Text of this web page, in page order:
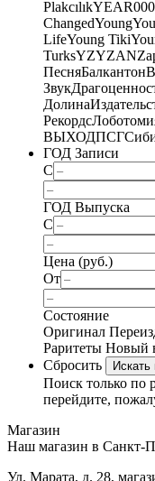
Plakcılık
ChangedYoung
LifeYoung Tiki
TurksYZYZAN
ПесняБалкантон
Звук
Долина
Рекордс
ВЫХОДПСГ
ГОД Записи
С
ГОД Выпуска
С
Цена (руб.)
От
Состояние
Оригинал
Раритеты Новый
Сбросить
Искать
Поиск только по
перейдите,
Магазин
Наш магазин в Санкт-
Ул. Марата, д. 28,